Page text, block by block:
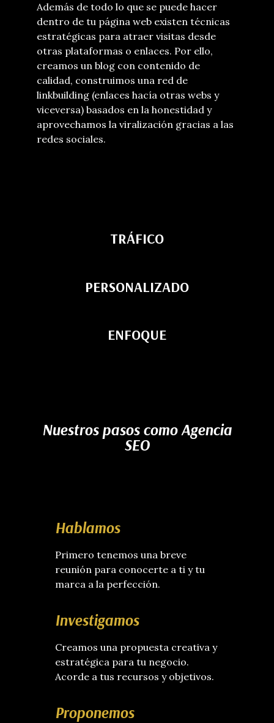
Además de todo lo que se puede hacer
dentro de tu página web existen técnicas
estratégicas para atraer visitas desde
otras plataformas o enlaces. Por ello,
creamos un blog con contenido de
calidad, construimos una red de
linkbuilding (enlaces hacía otras webs y
viceversa) basados en la honestidad y
aprovechamos la viralización gracias a las
redes sociales.
TRÁFICO
PERSONALIZADO
ENFOQUE
Nuestros pasos como Agencia
SEO
Hablamos
Primero tenemos una breve
reunión para conocerte a ti y tu
marca a la perfección.
Investigamos
Creamos una propuesta creativa y
estratégica para tu negocio.
Acorde a tus recursos y objetivos.
Proponemos